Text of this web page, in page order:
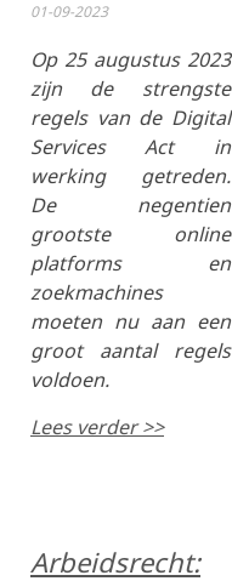
01-09-2023
Op 25 augustus 2023
zijn de strengste
regels van de Digital
Services Act in
werking getreden.
De negentien
grootste online
platforms en
zoekmachines
moeten nu aan een
groot aantal regels
voldoen.
Lees verder >>
Arbeidsrecht: